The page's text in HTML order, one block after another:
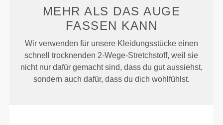
MEHR ALS DAS AUGE
FASSEN KANN
Wir verwenden für unsere Kleidungsstücke einen
schnell trocknenden 2-Wege-Stretchstoff, weil sie
nicht nur dafür gemacht sind, dass du gut aussiehst,
sondern auch dafür, dass du dich wohlfühlst.